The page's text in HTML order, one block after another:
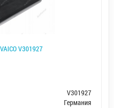
V301927
V301927
Германия